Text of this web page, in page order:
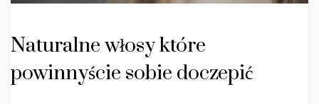
Naturalne włosy które
powinnyście sobie doczepić